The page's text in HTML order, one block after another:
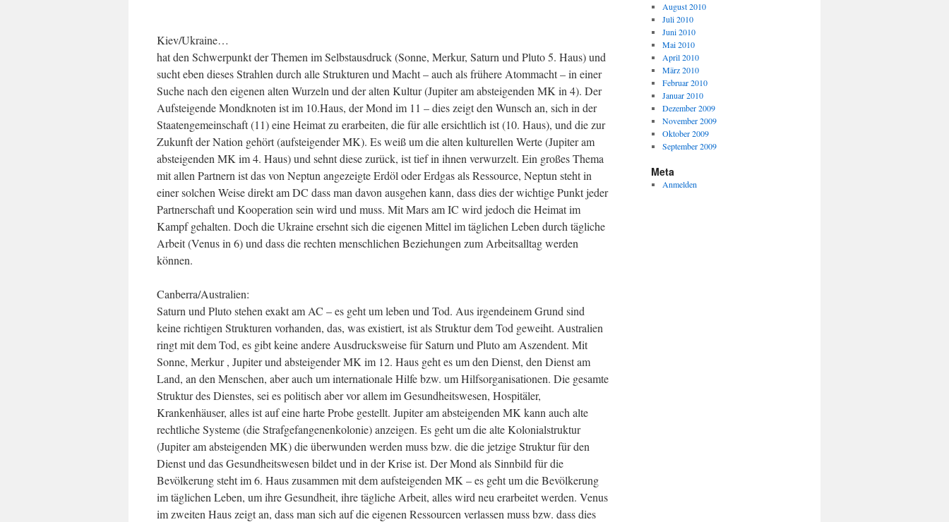
Kiev/Ukraine…
hat den Schwerpunkt der Themen im Selbstausdruck (Sonne, Merkur, Saturn und Pluto 5. Haus) und
sucht eben dieses Strahlen durch alle Strukturen und Macht – auch als frühere Atommacht – in einer
Suche nach den eigenen alten Wurzeln und der alten Kultur (Jupiter am absteigenden MK in 4). Der
Aufsteigende Mondknoten ist im 10.Haus, der Mond im 11 – dies zeigt den Wunsch an, sich in der
Staatengemeinschaft (11) eine Heimat zu erarbeiten, die für alle ersichtlich ist (10. Haus), und die zur
Zukunft der Nation gehört (aufsteigender MK). Es weiß um die alten kulturellen Werte (Jupiter am
absteigenden MK im 4. Haus) und sehnt diese zurück, ist tief in ihnen verwurzelt. Ein großes Thema
mit allen Partnern ist das von Neptun angezeigte Erdöl oder Erdgas als Ressource, Neptun steht in
einer solchen Weise direkt am DC dass man davon ausgehen kann, dass dies der wichtige Punkt jeder
Partnerschaft und Kooperation sein wird und muss. Mit Mars am IC wird jedoch die Heimat im
Kampf gehalten. Doch die Ukraine ersehnt sich die eigenen Mittel im täglichen Leben durch tägliche
Arbeit (Venus in 6) und dass die rechten menschlichen Beziehungen zum Arbeitsalltag werden
können.
Canberra/Australien:
Saturn und Pluto stehen exakt am AC – es geht um leben und Tod. Aus irgendeinem Grund sind
keine richtigen Strukturen vorhanden, das, was existiert, ist als Struktur dem Tod geweiht. Australien
ringt mit dem Tod, es gibt keine andere Ausdrucksweise für Saturn und Pluto am Aszendent. Mit
Sonne, Merkur , Jupiter und absteigender MK im 12. Haus geht es um den Dienst, den Dienst am
Land, an den Menschen, aber auch um internationale Hilfe bzw. um Hilfsorganisationen. Die gesamte
Struktur des Dienstes, sei es politisch aber vor allem im Gesundheitswesen, Hospitäler,
Krankenhäuser, alles ist auf eine harte Probe gestellt. Jupiter am absteigenden MK kann auch alte
rechtliche Systeme (die Strafgefangenenkolonie) anzeigen. Es geht um die alte Kolonialstruktur
(Jupiter am absteigenden MK) die überwunden werden muss bzw. die die jetzige Struktur für den
Dienst und das Gesundheitswesen bildet und in der Krise ist. Der Mond als Sinnbild für die
Bevölkerung steht im 6. Haus zusammen mit dem aufsteigenden MK – es geht um die Bevölkerung
im täglichen Leben, um ihre Gesundheit, ihre tägliche Arbeit, alles wird neu erarbeitet werden. Venus
im zweiten Haus zeigt an, dass man sich auf die eigenen Ressourcen verlassen muss bzw. dass dies
August 2010
Juli 2010
Juni 2010
Mai 2010
April 2010
März 2010
Februar 2010
Januar 2010
Dezember 2009
November 2009
Oktober 2009
September 2009
Meta
Anmelden